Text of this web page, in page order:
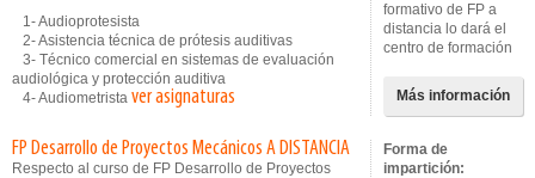
1- Audioprotesista
2- Asistencia técnica de prótesis auditivas
3- Técnico comercial en sistemas de evaluación
audiológica y protección auditiva
4- Audiometrista ver asignaturas
formativo de FP a
distancia lo dará el
centro de formación
Más información
FP Desarrollo de Proyectos Mecánicos A DISTANCIA
Respecto al curso de FP Desarrollo de Proyectos
Forma de
impartición: